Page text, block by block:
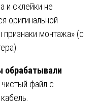
и склейки не
оригинальной
монтажа» (с
файл с